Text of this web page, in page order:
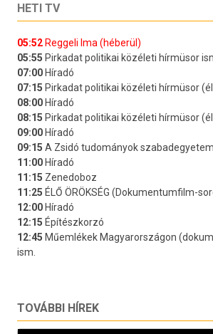
HETI TV
TOVÁBBI HÍREK